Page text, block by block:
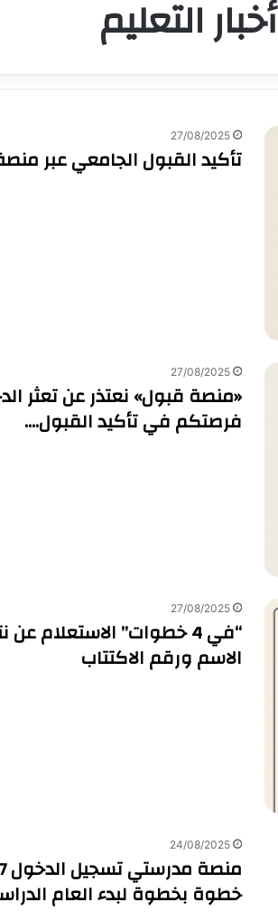
أخبار التعليم
27/08/2025
تأكيد القبول الجامعي عبر منصة
27/08/2025
«منصة قبول» نعتذر عن تعثر
فرصتكم في تأكيد القبول….
27/08/2025
الاسم ورقم الاكتتاب
24/08/2025
خطوة بخطوة لبدء العام